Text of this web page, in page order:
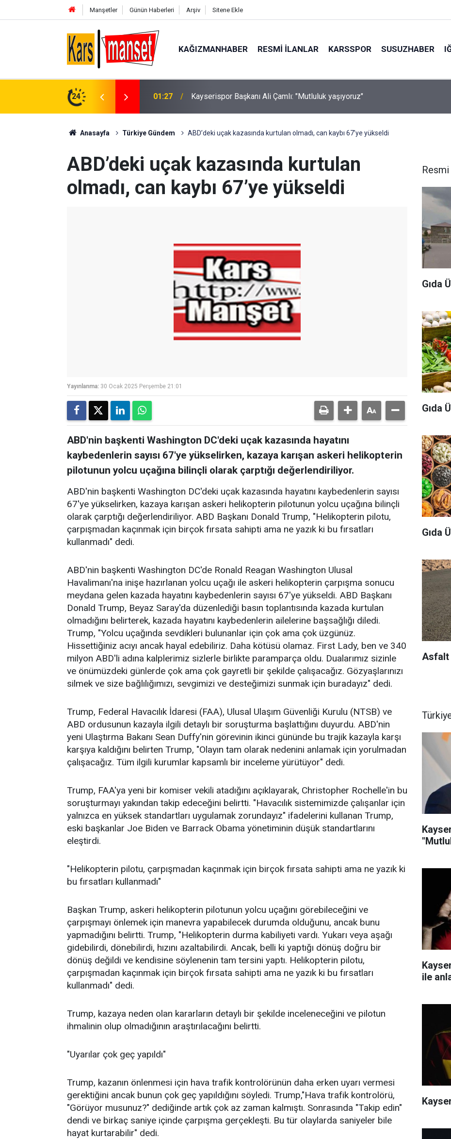
Manşetler Günün Haberleri Arşiv Sitene Ekle
KAĞIZMANHABER RESMI İLANLAR KARSSPOR SUSUZHABER
24 01:19 Kayserispor gurbetçi Mert Göckan ile anlaştı
Anasayfa Türkiye Gündem ABD’deki uçak kazasında kurtulan olmadı, can kaybı 67’ye yükseldi
ABD’deki uçak kazasında kurtulan
olmadı, can kaybı 67’ye yükseldi
Yayınlanma: 30 Ocak 2025 Perşembe 21:01
ABD'nin başkenti Washington DC'deki uçak kazasında hayatını
kaybedenlerin sayısı 67'ye yükselirken, kazaya karışan askeri helikopterin
pilotunun yolcu uçağına bilinçli olarak çarptığı değerlendiriliyor.
ABD'nin başkenti Washington DC'deki uçak kazasında hayatını kaybedenlerin sayısı
67'ye yükselirken, kazaya karışan askeri helikopterin pilotunun yolcu uçağına bilinçli
olarak çarptığı değerlendiriliyor. ABD Başkanı Donald Trump, "Helikopterin pilotu,
çarpışmadan kaçınmak için birçok fırsata sahipti ama ne yazık ki bu fırsatları
kullanmadı" dedi.
ABD'nin başkenti Washington DC'de Ronald Reagan Washington Ulusal
Havalimanı'na inişe hazırlanan yolcu uçağı ile askeri helikopterin çarpışma sonucu
meydana gelen kazada hayatını kaybedenlerin sayısı 67'ye yükseldi. ABD Başkanı
Donald Trump, Beyaz Saray'da düzenlediği basın toplantısında kazada kurtulan
olmadığını belirterek, kazada hayatını kaybedenlerin ailelerine başsağlığı diledi.
Trump, "Yolcu uçağında sevdikleri bulunanlar için çok ama çok üzgünüz.
Hissettiğiniz acıyı ancak hayal edebiliriz. Daha kötüsü olamaz. First Lady, ben ve 340
milyon ABD'li adına kalplerimiz sizlerle birlikte paramparça oldu. Dualarımız sizinle
ve önümüzdeki günlerde çok ama çok gayretli bir şekilde çalışacağız. Gözyaşlarınızı
silmek ve size bağlılığımızı, sevgimizi ve desteğimizi sunmak için buradayız" dedi.
Trump, Federal Havacılık İdaresi (FAA), Ulusal Ulaşım Güvenliği Kurulu (NTSB) ve
ABD ordusunun kazayla ilgili detaylı bir soruşturma başlattığını duyurdu. ABD'nin
yeni Ulaştırma Bakanı Sean Duffy'nin görevinin ikinci gününde bu trajik kazayla karşı
karşıya kaldığını belirten Trump, "Olayın tam olarak nedenini anlamak için yorulmadan
çalışacağız. Tüm ilgili kurumlar kapsamlı bir inceleme yürütüyor" dedi.
Trump, FAA'ya yeni bir komiser vekili atadığını açıklayarak, Christopher Rochelle'in bu
soruşturmayı yakından takip edeceğini belirtti. "Havacılık sistemimizde çalışanlar için
yalnızca en yüksek standartları uygulamak zorundayız" ifadelerini kullanan Trump,
eski başkanlar Joe Biden ve Barrack Obama yönetiminin düşük standartlarını
eleştirdi.
"Helikopterin pilotu, çarpışmadan kaçınmak için birçok fırsata sahipti ama ne yazık ki
bu fırsatları kullanmadı"
Başkan Trump, askeri helikopterin pilotunun yolcu uçağını görebileceğini ve
çarpışmayı önlemek için manevra yapabilecek durumda olduğunu, ancak bunu
yapmadığını belirtti. Trump, "Helikopterin durma kabiliyeti vardı. Yukarı veya aşağı
gidebilirdi, dönebilirdi, hızını azaltabilirdi. Ancak, belli ki yaptığı dönüş doğru bir
dönüş değildi ve kendisine söylenenin tam tersini yaptı. Helikopterin pilotu,
çarpışmadan kaçınmak için birçok fırsata sahipti ama ne yazık ki bu fırsatları
kullanmadı" dedi.
Trump, kazaya neden olan kararların detaylı bir şekilde inceleneceğini ve pilotun
ihmalinin olup olmadığının araştırılacağını belirtti.
"Uyarılar çok geç yapıldı"
Trump, kazanın önlenmesi için hava trafik kontrolörünün daha erken uyarı vermesi
gerektiğini ancak bunun çok geç yapıldığını söyledi. Trump,"Hava trafik kontrolörü,
"Görüyor musunuz?" dediğinde artık çok az zaman kalmıştı. Sonrasında "Takip edin"
dendi ve birkaç saniye içinde çarpışma gerçekleşti. Bu tür olaylarda saniyeler bile
hayat kurtarabilir" dedi.
Gıda
Gıda
Gıda
Asfalt
ile